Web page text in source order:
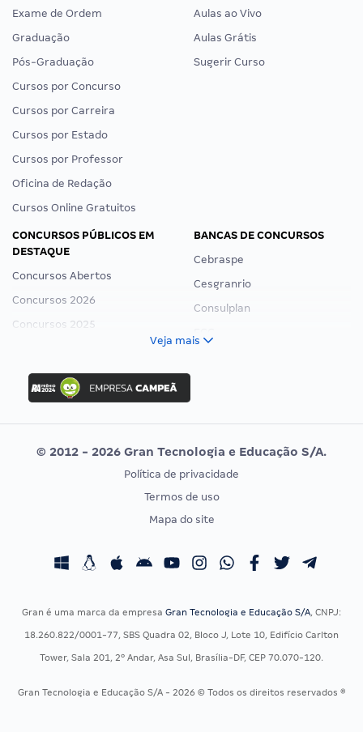
Exame de Ordem
Graduação
Pós-Graduação
Cursos por Concurso
Cursos por Carreira
Cursos por Estado
Cursos por Professor
Oficina de Redação
Cursos Online Gratuitos
Aulas ao Vivo
Aulas Grátis
Sugerir Curso
CONCURSOS PÚBLICOS EM
DESTAQUE
Concursos Abertos
Concursos 2026
Concursos 2025
Concurso Ibama
Concurso MPU
Editais publicados
BANCAS DE CONCURSOS
Cebraspe
Cesgranrio
Consulplan
Vunesp
CONCURSOS POR PROFISSÃO
Concursos Fiscais
Concursos Saúde
Residência Multiprofissional
EXAME DE ORDEM
Calendário OAB
Veja mais
© 2012 - 2026 Gran Tecnologia e Educação S/A.
Política de privacidade
Termos de uso
Mapa do site
Gran é uma marca da empresa Gran Tecnologia e Educação S/A, CNPJ:
18.260.822/0001-77, SBS Quadra 02, Bloco J, Lote 10, Edifício Carlton
Tower, Sala 201, 2º Andar, Asa Sul, Brasília-DF, CEP 70.070-120.
Gran Tecnologia e Educação S/A - 2026 © Todos os direitos reservados ®